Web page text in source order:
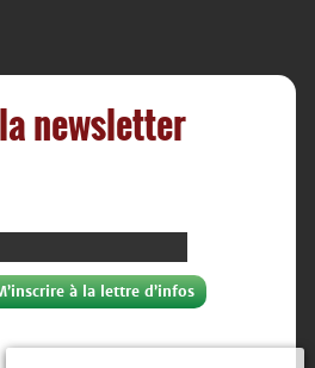
newsletter